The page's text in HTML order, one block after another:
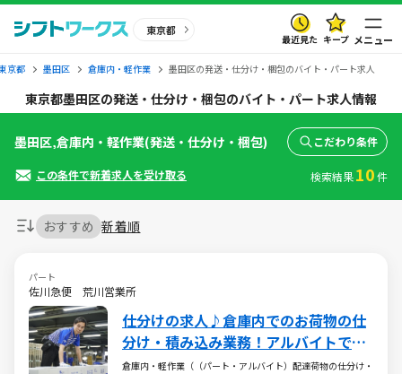
東京都
最近見た キープ メニュー
京都 墨田区 倉庫内・軽作業 墨田区の発送・仕分け・梱包のバイト・パート求人
東京都墨田区の発送・仕分け・梱包のバイト・パート求人情報
おすすめ 新着順
パート
佐川急便 荒川営業所
仕分けの求人♪倉庫内でのお荷物の仕
分け・積み込み業務！アルバイトでも
年2回の賞与あり
倉庫内・軽作業（（パート・アルバイト）配達荷物の仕分け・
墨田区,倉庫内・軽作業(発送・仕分け・梱包) こだわり条件
この条件で新着求人を受け取る 検索結果10件